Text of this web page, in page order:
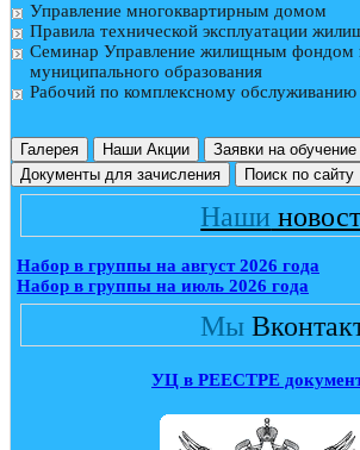
Управление многоквартирным домом
Правила технической эксплуатации
Семинар Управление жилищным фондом
муниципального образования
Рабочий по комплексному
Галерея Наши Акции
Заявки на обучение
Документы для зачисления
Поиск по сайту
Наши
Набор в группы на август 2026 года
Набор в группы на июль 2026 года
Мы
УЦ в РЕЕСТРЕ